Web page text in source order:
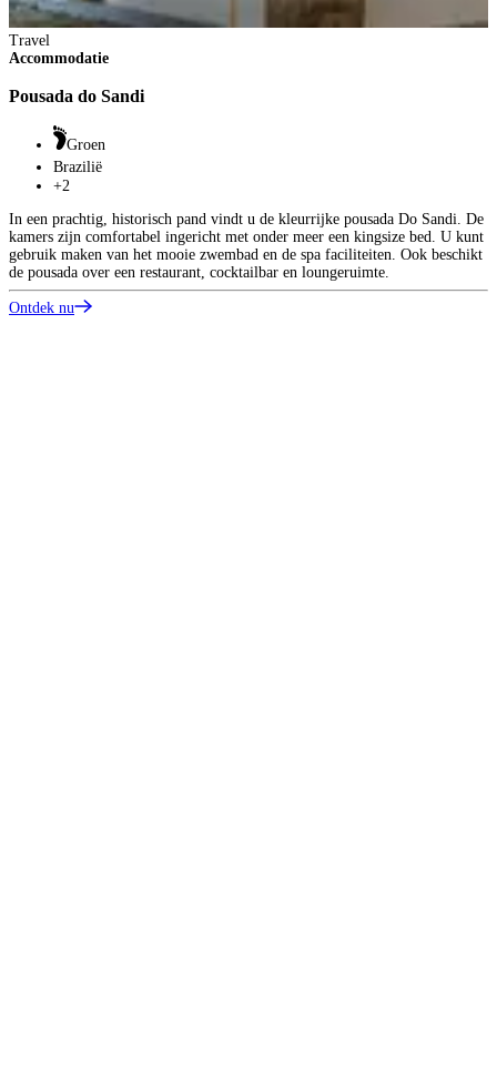
Travel
Accommodatie
Pousada do Sandi
Groen
Brazilië
+2
In een prachtig, historisch pand vindt u de kleurrijke pousada Do Sandi. De
kamers zijn comfortabel ingericht met onder meer een kingsize bed. U kunt
gebruik maken van het mooie zwembad en de spa faciliteiten. Ook beschikt
de pousada over een restaurant, cocktailbar en loungeruimte.
Ontdek nu